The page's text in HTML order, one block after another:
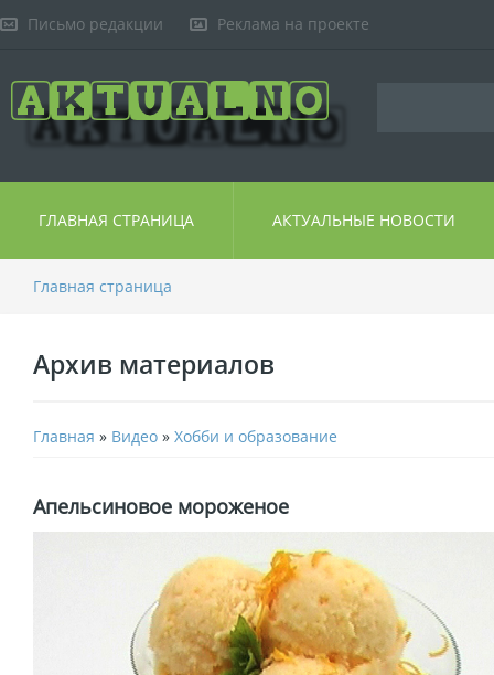
Письмо редакции Реклама на проекте
ГЛАВНАЯ СТРАНИЦА АКТУАЛЬНЫЕ НОВОСТИ
Главная страница
Архив материалов
Главная » Видео » Хобби и образование
Апельсиновое мороженое